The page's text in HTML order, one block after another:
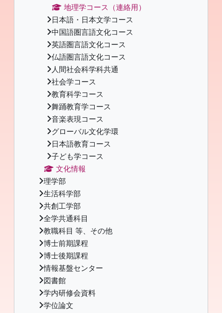
地理学コース（連絡用）
日本語・日本文学コース
中国語圏言語文化コース
英語圏言語文化コース
仏語圏言語文化コース
人間社会科学科共通
社会学コース
教育科学コース
舞踊教育学コース
音楽表現コース
グローバル文化学環
日本語教育コース
子ども学コース
文化情報
理学部
生活科学部
共創工学部
全学共通科目
教職科目 等、その他
博士前期課程
博士後期課程
情報基盤センター
図書館
学内研修会資料
学位論文